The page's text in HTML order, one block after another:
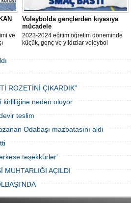
ve
Voleybolda gençlerden kıyasıya
mücadele
2023-2024 eğitim öğretim döneminde
küçük, genç ve yıldızlar voleybol
ROZETİNİ ÇIKARDIK”
kirliliğine neden oluyor
teslim
Odabaşı mazbatasını aldı
teşekkürler'
MUHTARLIĞI AÇILDI